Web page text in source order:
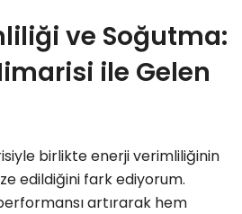
ve Soğutma:
ile Gelen
birlikte enerji verimliliğinin
edildiğini fark ediyorum.
artırarak hem